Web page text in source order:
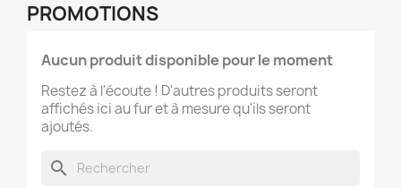
PROMOTIONS
Aucun produit disponible pour le moment
Restez à l'écoute ! D'autres produits seront
affichés ici au fur et à mesure qu'ils seront
ajoutés.
search